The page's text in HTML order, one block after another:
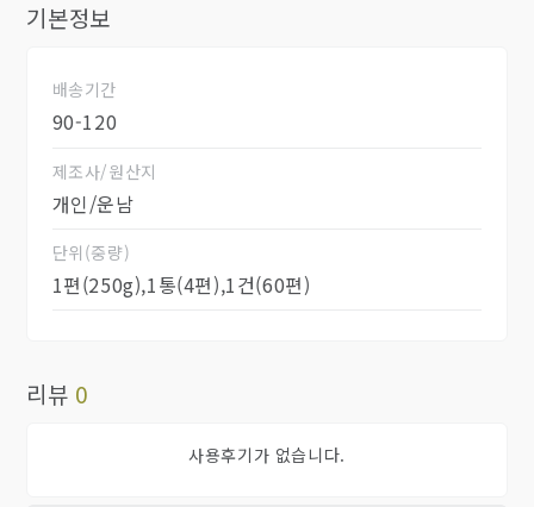
기본정보
배송기간
90-120
제조사/원산지
개인/운남
단위(중량)
1편(250g),1통(4편),1건(60편)
리뷰 0
사용후기가 없습니다.